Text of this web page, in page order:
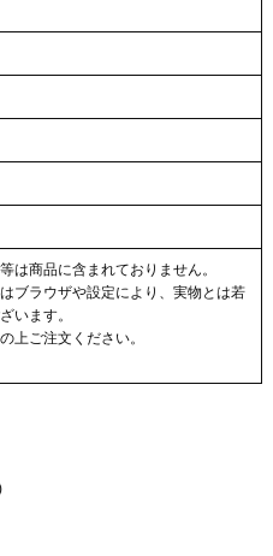
は商品に含まれておりません。
ブラウザや設定により、実物とは若
います。
上ご注文ください。